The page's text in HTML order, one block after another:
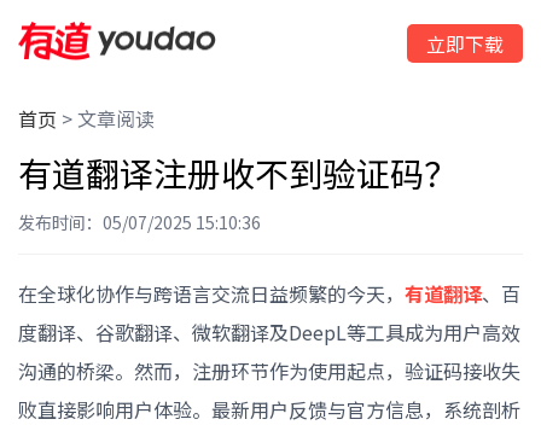
立即下载
首页 >文章阅读
有道翻译注册收不到验证码？
发布时间：05/07/2025 15:10:36
在全球化协作与跨语言交流日益频繁的今天， 有道翻译、百
度翻译、谷歌翻译、微软翻译及DeepL等工具成为用户高效
沟通的桥梁。然而，注册环节作为使用起点，验证码接收失
败直接影响用户体验。最新用户反馈与官方信息，系统剖析